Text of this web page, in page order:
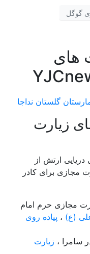
گوگل
های
زیارت
ارتش از
مجازی برای کادر
مجازی حرم امام
(ع) ، پیاده روی
سامرا ، زیارت